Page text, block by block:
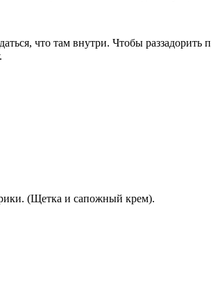
что там внутри. Чтобы
(Щетка и сапожный крем).